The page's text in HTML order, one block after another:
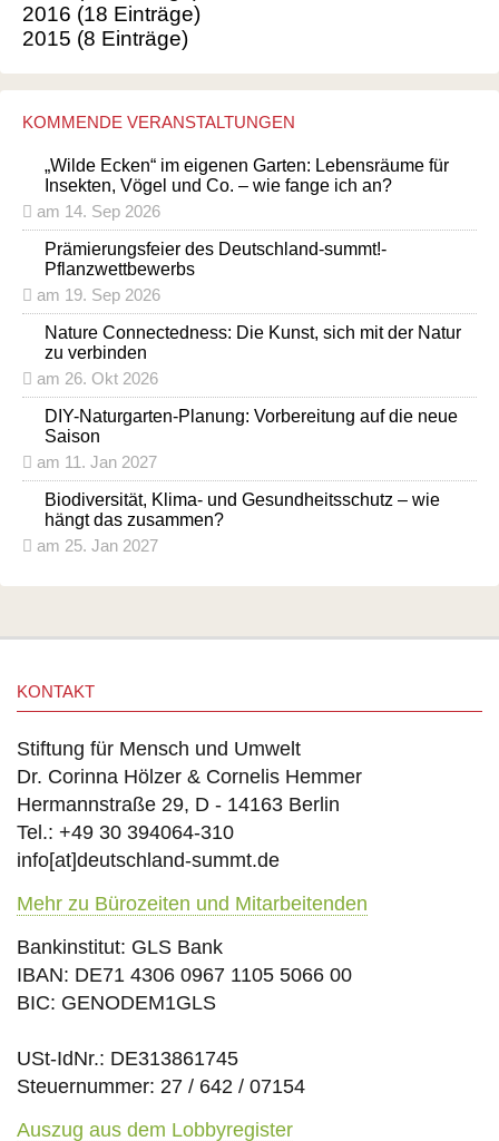
2016 (18 Einträge)
2015 (8 Einträge)
KOMMENDE VERANSTALTUNGEN
„Wilde Ecken“ im eigenen Garten: Lebensräume für
Insekten, Vögel und Co. – wie fange ich an?
am 14. Sep 2026
Prämierungsfeier des Deutschland-summt!-
Pflanzwettbewerbs
am 19. Sep 2026
Nature Connectedness: Die Kunst, sich mit der Natur
zu verbinden
am 26. Okt 2026
DIY-Naturgarten-Planung: Vorbereitung auf die neue
Saison
am 11. Jan 2027
Biodiversität, Klima- und Gesundheitsschutz – wie
hängt das zusammen?
am 25. Jan 2027
KONTAKT
Stiftung für Mensch und Umwelt
Dr. Corinna Hölzer & Cornelis Hemmer
Hermannstraße 29, D - 14163 Berlin
Tel.: +49 30 394064-310
info[at]deutschland-summt.de
Mehr zu Bürozeiten und Mitarbeitenden
Bankinstitut: GLS Bank
IBAN: DE71 4306 0967 1105 5066 00
BIC: GENODEM1GLS
USt-IdNr.: DE313861745
Steuernummer: 27 / 642 / 07154
Auszug aus dem Lobbyregister